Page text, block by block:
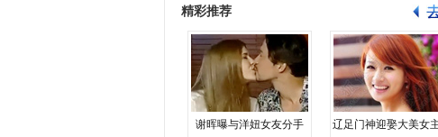
精彩推荐
谢晖曝与洋妞女友分手 辽足门神迎娶大美女